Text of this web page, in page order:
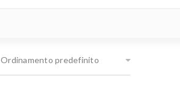
Ordinamento predefinito